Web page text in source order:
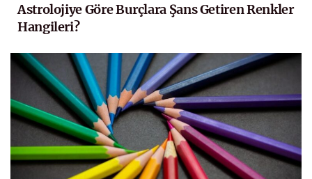
Astrolojiye Göre Burçlara Şans Getiren Renkler
Hangileri?